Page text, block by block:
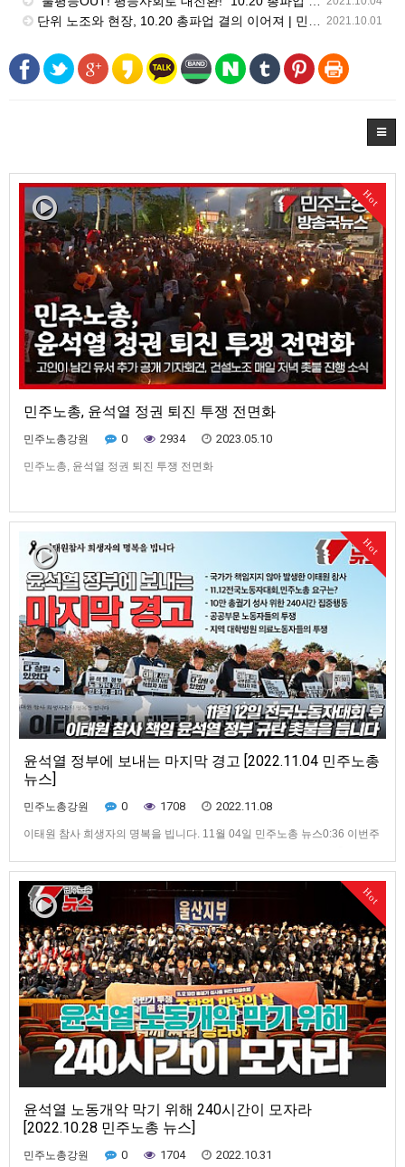
2021.10.01
단위 노조와 현장, 10.20 총파업 결의 이어져 | 민주노총 뉴스 | 2021.9.17
Hot
민주노총, 윤석열 정권 퇴진 투쟁 전면화
민주노총강원 0 2934 2023.05.10
민주노총, 윤석열 정권 퇴진 투쟁 전면화
Hot
윤석열 정부에 보내는 마지막 경고 [2022.11.04 민주노총
뉴스]
민주노총강원 0 1708 2022.11.08
이태원 참사 희생자의 명복을 빕니다. 11월 04일 민주노총 뉴스0:36 이번주
은? 3:52 11.12 전국노동자대회 일주일 앞으로... 민주노총의 요구는? 7:00
10만 총궐기 성사를 위한 240시간 집중행동 8:38 공공부문 노동자들의 투
쟁 10:39 지역 대학병원의 무능…
Hot
윤석열 노동개악 막기 위해 240시간이 모자라
[2022.10.28 민주노총 뉴스]
민주노총강원 0 1704 2022.10.31